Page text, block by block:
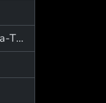
👉 藝文票券轉售 Drama-Ticket